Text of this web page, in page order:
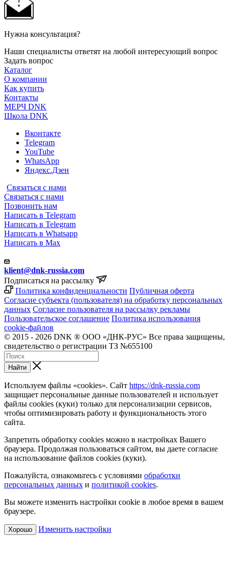
Нужна консультация?
Наши специалисты ответят на любой интересующий вопрос
Задать вопрос
Каталог
О компании
Как купить
Контакты
МЕРЧ DNK
Школа DNK
Вконтакте
Telegram
YouTube
WhatsApp
Яндекс.Дзен
Связаться с нами
Связаться с нами
Позвонить нам
Написать в Telegram
Написать в Telegram
Написать в Whatsapp
Написать в Max
klient@dnk-russia.com
Подписаться на рассылку
Политика конфиденциальности Публичная оферта
Согласие субъекта (пользователя) на обработку персональных
данных Согласие пользователя на рассылку рекламы
Пользовательское соглашение Политика использования
cookie-файлов
© 2015 - 2026 DNK ® ООО «ДНК-РУС» Все права защищены,
свидетельство о регистрации ТЗ №655100
Найти
Используем файлы «cookies». Сайт https://dnk-russia.com
защищает персональные данные пользователей и использует
файлы cookies (куки) только для персонализации сервисов,
чтобы оптимизировать работу и функциональность этого
сайта.
Запретить обработку cookies можно в настройках Вашего
браузера. Продолжая пользоваться сайтом, вы даете согласие
на использование файлов cookies (куки).
Пожалуйста, ознакомьтесь с условиями обработки
персональных данных и политикой cookies.
Вы можете изменить настройки cookie в любое время в вашем
браузере.
Хорошо Изменить настройки